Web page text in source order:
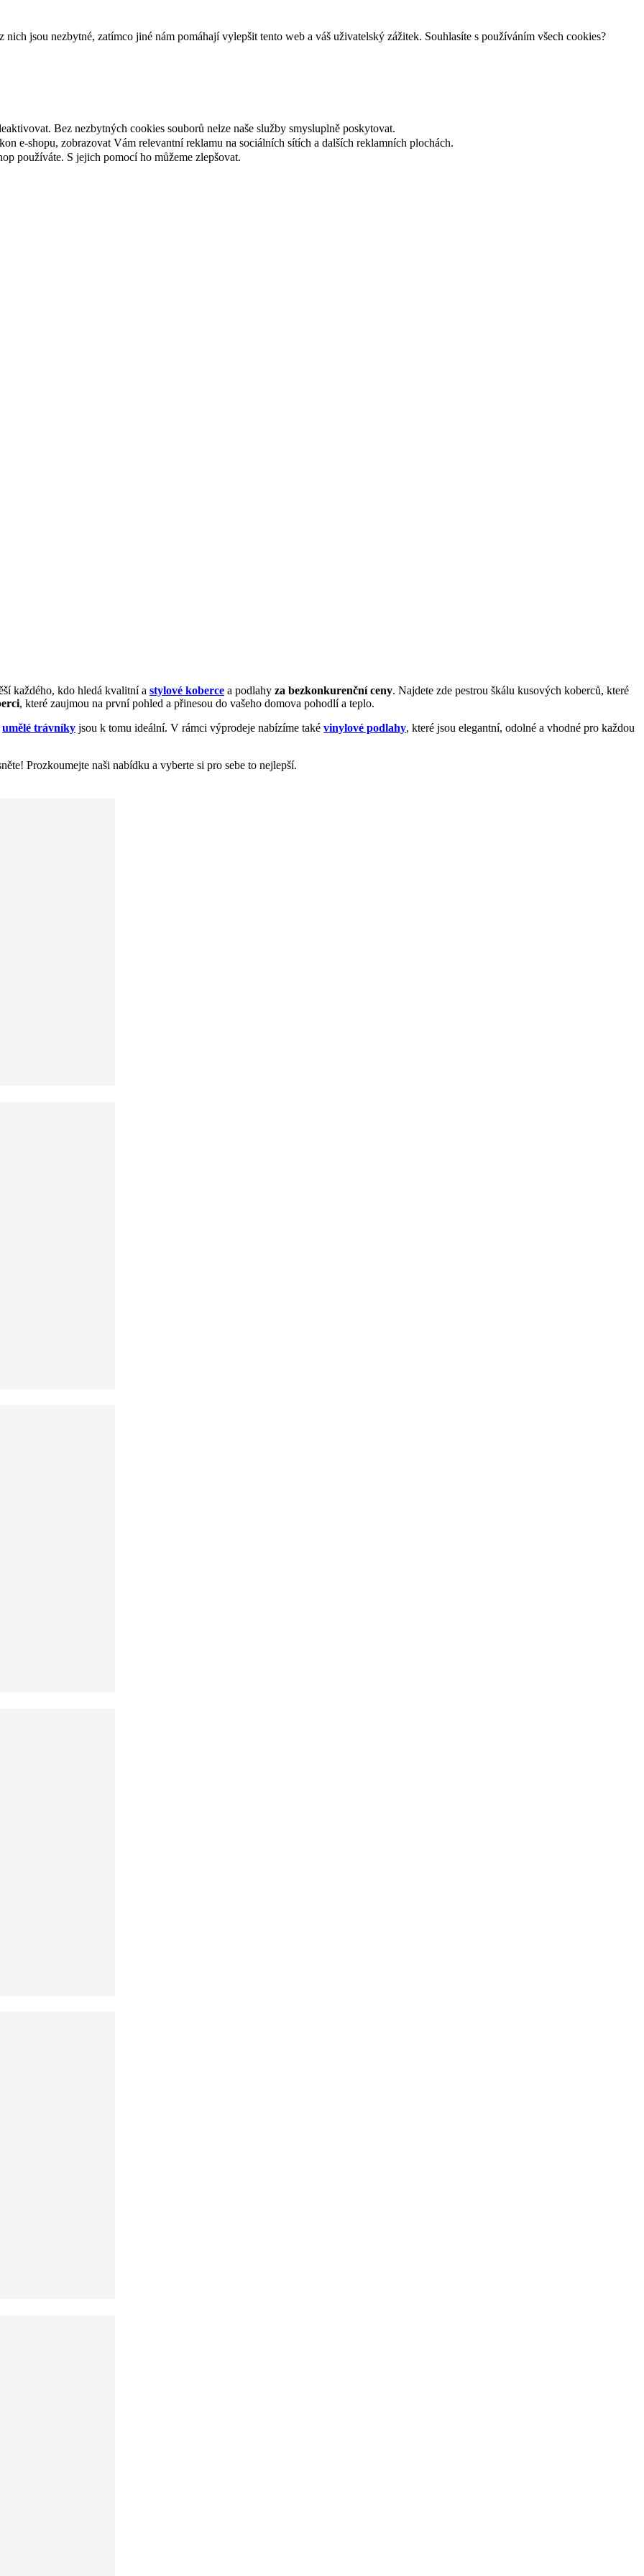
jsou nezbytné, zatímco jiné nám pomáhají vylepšit tento web a váš uživatelský zážitek. Souhlasíte s používáním všech cookies?
Bez nezbytných cookies souborů nelze naše služby smysluplně poskytovat.
e-shopu, zobrazovat Vám relevantní reklamu na sociálních sítích a dalších reklamních plochách.
používáte. S jejich pomocí ho můžeme zlepšovat.
každého, kdo hledá kvalitní a stylové koberce a podlahy za bezkonkurenční ceny. Najdete zde pestrou škálu kusových koberců, které
, které zaujmou na první pohled a přinesou do vašeho domova pohodlí a teplo.
umělé trávníky jsou k tomu ideální. V rámci výprodeje nabízíme také vinylové podlahy, které jsou elegantní, odolné a vhodné pro každou
Prozkoumejte naši nabídku a vyberte si pro sebe to nejlepší.